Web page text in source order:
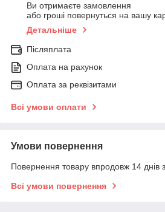
Ви отримаєте замовлення
або гроші повернуться на вашу
Детальніше
Післяплата
Оплата на рахунок
Оплата за реквізитами
Всі умови оплати
Умови повернення
Повернення товару впродовж 14 днів
Всі умови повернення